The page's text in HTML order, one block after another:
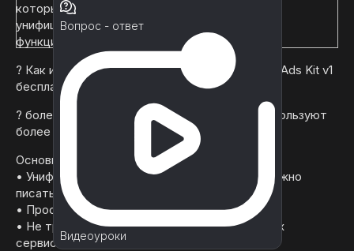
Вопрос - ответ
Видеоуроки
который предоставляет уникальный и
унифицированный способ доступа к нативным
функциям на мобильных платформах.
? Как и было обещано, все клиенты получают Ads Kit v1
бесплатно - код не требуется!
? более 450 пятизвездочных отзывов | Их используют
более 25 000 разработчиков по всему миру
Основные моменты
• Унифицированный дизайн API | никогда не нужно
писать код для каждой платформы
• Простая установка
• Не требуется никаких знаний о собственных
сервисах платформы